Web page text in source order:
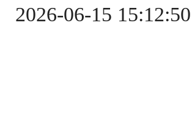
2026-06-15 15:12:50